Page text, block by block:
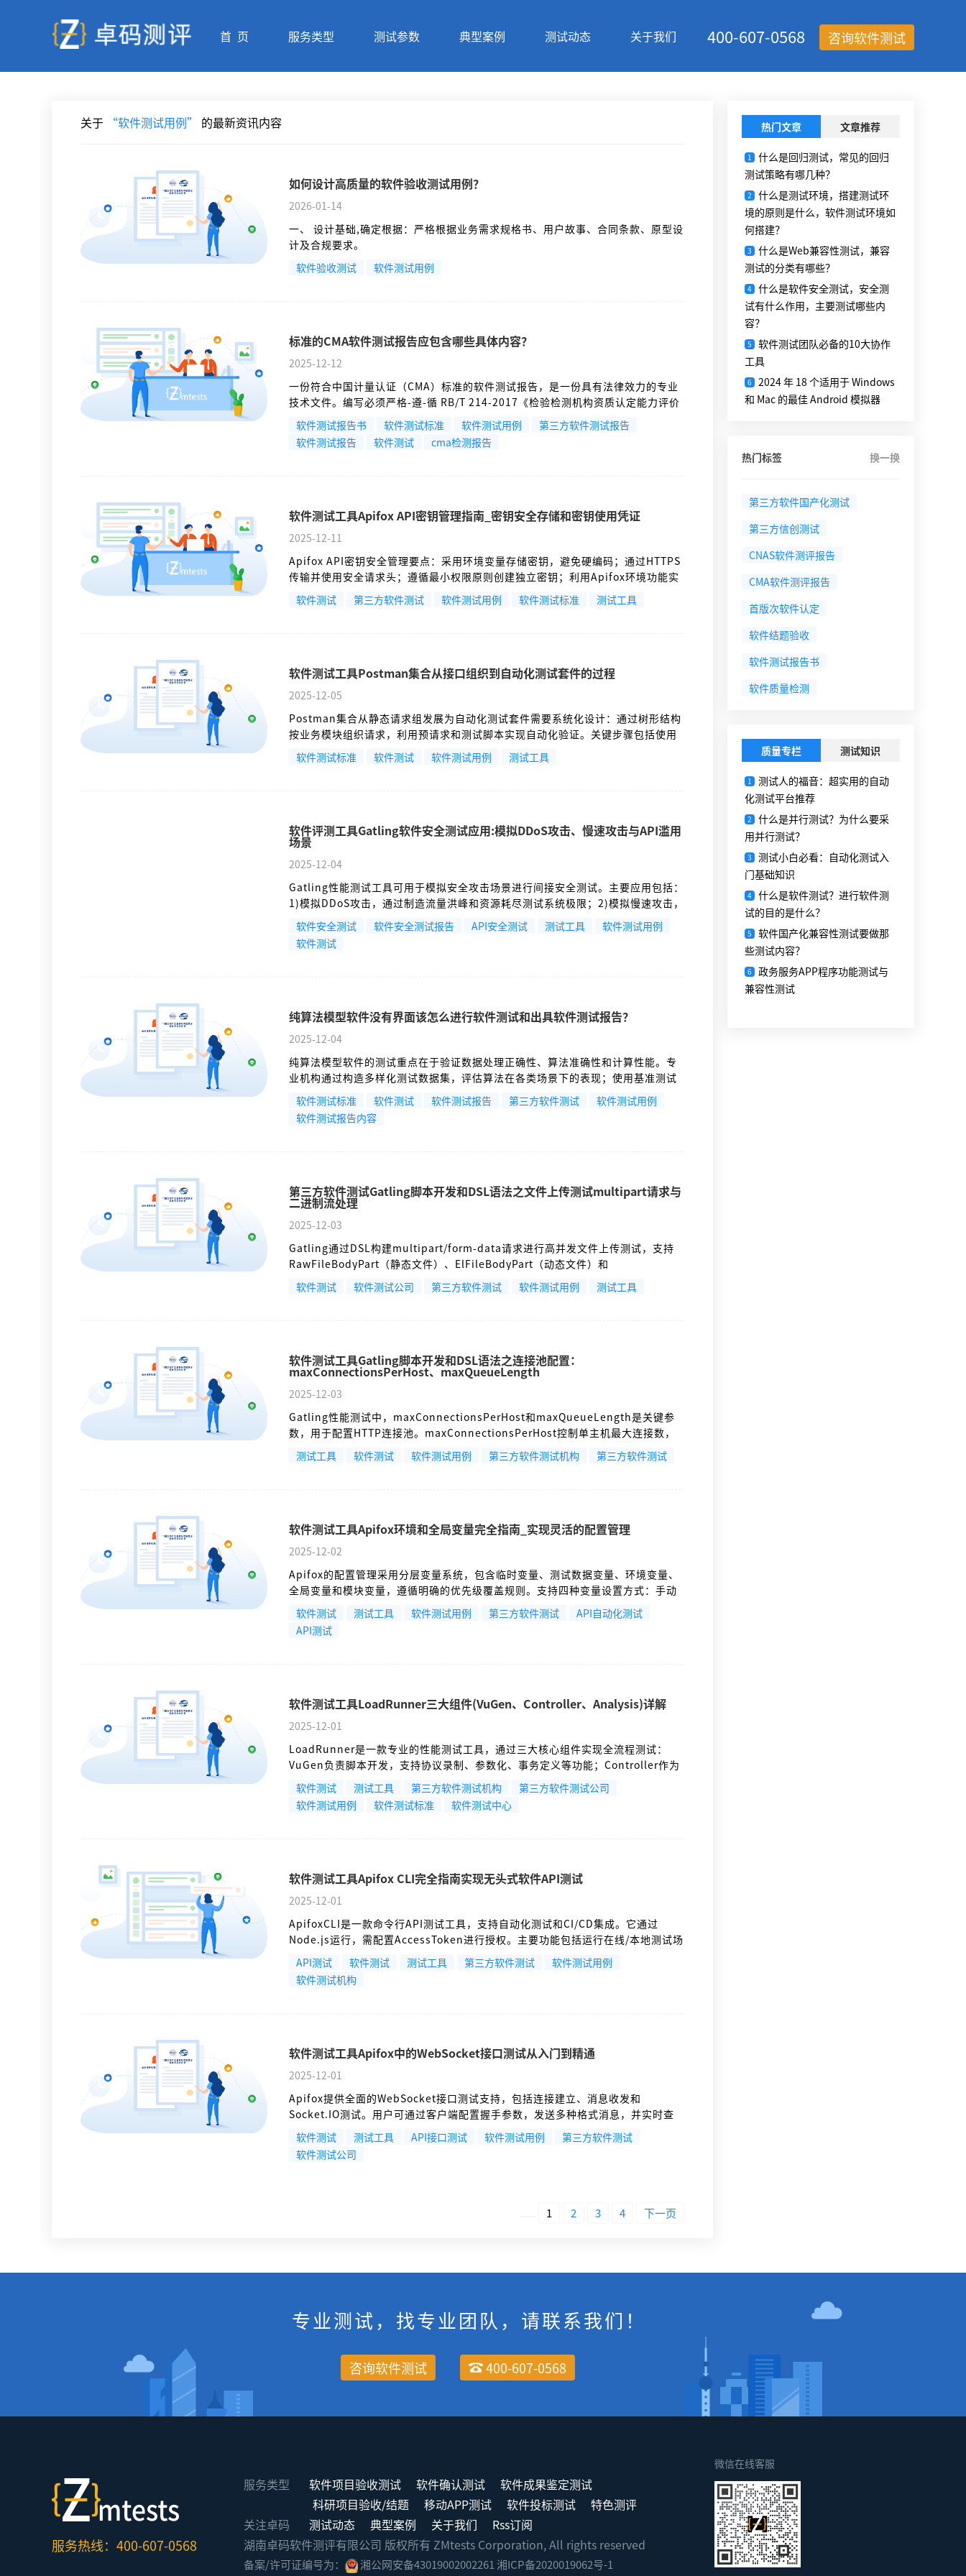
首 页 服务类型 测试参数 典型案例 测试动态 关于我们 咨询软件测试
400-607-0568
关于 “软件测试用例” 的最新资讯内容
如何设计高质量的软件验收测试用例？
2026-01-14
一、 设计基础,确定根据：严格根据业务需求规格书、用户故事、合同条款、原型设
计及合规要求。
软件验收测试
软件测试用例
标准的CMA软件测试报告应包含哪些具体内容？
2025-12-12
一份符合中国计量认证（CMA）标准的软件测试报告，是一份具有法律效力的专业
技术文件。编写必须严格-遵-循 RB/T 214-2017《检验检测机构资质认定能力评价
检验检测机构通用要求》 等国家规范。在于保证软件测试报告的客观性、可重现
性、可追溯性和法律有效性。
软件测试报告书 软件测试标准 软件测试用例
第三方软件测试报告
软件测试报告
软件测试 cma检测报告
软件测试工具Apifox API密钥管理指南_密钥安全存储和密钥使用凭证
2025-12-11
Apifox API密钥安全管理要点：采用环境变量存储密钥，避免硬编码；通过HTTPS
传输并使用安全请求头；遵循最小权限原则创建独立密钥；利用Apifox环境功能实
现密钥隔离和变量引用；定期轮换密钥并监控异常访问。关键措施包括：使用.env
文件存储密钥并排除版本控制、采用KMS服务管理企业级密钥、在请求头而非URL
软件测试 第三方软件测试 软件测试用例 软件测试标准 测试工具
软件测试工具Postman集合从接口组织到自动化测试套件的过程
2025-12-05
Postman集合从静态请求组发展为自动化测试套件需要系统化设计：通过树形结构
按业务模块组织请求，利用预请求和测试脚本实现自动化验证。关键步骤包括使用
集合运行器或Newman批量执行、通过环境变量实现配置复用、构建请求间数据传
递的工作流，并支持数据驱动测试。最终可与CI/CD流水线集成，实现持续测试。
软件测试标准 软件测试 软件测试用例 测试工具
软件评测工具Gatling软件安全测试应用:模拟DDoS攻击、慢速攻击与API滥用
场景
2025-12-04
Gatling性能测试工具可用于模拟安全攻击场景进行间接安全测试。主要应用包括：
1)模拟DDoS攻击，通过制造流量洪峰和资源耗尽测试系统极限；2)模拟慢速攻击，
利用长时间连接占用服务器资源；3)模拟API滥用，如参数模糊测试和业务逻辑漏洞
探测。使用时需注意法律授权和环境隔离，并配合专业安全工具进行验证。Gatling
虽非专业安全工具，但能有效生成攻击流量以发现系统脆弱点。
软件安全测试 软件安全测试报告 API安全测试 测试工具
软件测试用例
软件测试
纯算法模型软件没有界面该怎么进行软件测试和出具软件测试报告？
2025-12-04
纯算法模型软件的测试重点在于验证数据处理正确性、算法准确性和计算性能。专
业机构通过构造多样化测试数据集，评估算法在各类场景下的表现；使用基准测试
集量化算法精度指标；并测试处理延迟、吞吐量及资源占用等性能参数。
CMA/CNAS认证的检测报告将详细记录测试标准、环境配置、量化结果和分析结
论，提供具有法律效力的技术质量凭证。这类测试不依赖用户界面，完全适用于无
软件测试标准 软件测试 软件测试报告 第三方软件测试
软件测试用例
软件测试报告内容
第三方软件测试Gatling脚本开发和DSL语法之文件上传测试multipart请求与
二进制流处理
2025-12-03
Gatling通过DSL构建multipart/form-data请求进行高并发文件上传测试，支持
RawFileBodyPart（静态文件）、ElFileBodyPart（动态文件）和
StreamBodyPart（内存流）三种方式。测试需注意文件路径管理、Content-
Type设置和网络配置优化，包括延长超时时间、调整连接数等。通过合理设计场景
软件测试 软件测试公司 第三方软件测试 软件测试用例 测试工具
软件测试工具Gatling脚本开发和DSL语法之连接池配置：
maxConnectionsPerHost、maxQueueLength
2025-12-03
Gatling性能测试中，maxConnectionsPerHost和maxQueueLength是关键参
数，用于配置HTTP连接池。maxConnectionsPerHost控制单主机最大连接数，
模拟真实用户行为；maxQueueLength限制请求队列长度，防止内存耗尽。
HTTP/1.1建议设置6-10个连接，HTTP/2只需1个连接并启用多路复用。配置需结
测试工具 软件测试 软件测试用例 第三方软件测试机构 第三方软件测试
软件测试工具Apifox环境和全局变量完全指南_实现灵活的配置管理
2025-12-02
Apifox的配置管理采用分层变量系统，包含临时变量、测试数据变量、环境变量、
全局变量和模块变量，遵循明确的优先级覆盖规则。支持四种变量设置方式：手动
预设、响应提取、脚本动态设置和数据库查询。使用{{变量名}}语法引用变量，支持
JSONPath读取嵌套值。高级功能包括全局参数管理、动态变量生成随机数据、公
共脚本复用逻辑等。典型工作流示例展示了自动化登录和鉴权过程，通过环境变量
软件测试 测试工具 软件测试用例 第三方软件测试
API自动化测试
API测试
软件测试工具LoadRunner三大组件(VuGen、Controller、Analysis)详解
2025-12-01
LoadRunner是一款专业的性能测试工具，通过三大核心组件实现全流程测试：
VuGen负责脚本开发，支持协议录制、参数化、事务定义等功能；Controller作为
控制中心，设计负载场景并实时监控系统性能；Analysis则进行数据整合与深度关
联分析，生成可视化报告定位性能瓶颈。三组件协同工作，从模拟用户行为到分析
系统瓶颈，提供完整的性能测试解决方案。
软件测试 测试工具 第三方软件测试机构
第三方软件测试公司
软件测试用例
软件测试标准 软件测试中心
软件测试工具Apifox CLI完全指南实现无头式软件API测试
2025-12-01
ApifoxCLI是一款命令行API测试工具，支持自动化测试和CI/CD集成。它通过
Node.js运行，需配置AccessToken进行授权。主要功能包括运行在线/本地测试场
景、生成多种格式报告（HTML/JSON/JUnit）、支持变量管理及文件上传。可集成
到Jenkins等CI环境中，提供请求控制、调试和通知功能。典型应用场景包括持续
集成测试、团队协作报告共享等，帮助开发者高效验证API功能并提升软件质量。
API测试 软件测试 测试工具 第三方软件测试
软件测试用例
软件测试机构
软件测试工具Apifox中的WebSocket接口测试从入门到精通
2025-12-01
Apifox提供全面的WebSocket接口测试支持，包括连接建立、消息收发和
Socket.IO测试。用户可通过客户端配置握手参数，发送多种格式消息，并实时查
看交互记录。Apifox支持团队协作和接口文档化，但暂不支持WebSocket Mock功
能。常见问题包括连接失败和ACK响应缺失，需检查服务端配置和网络环境。该工
具特别适用于即时通讯、实时数据推送等场景，为开发者提供便捷的WebSocket测
软件测试 测试工具 API接口测试 软件测试用例
第三方软件测试
软件测试公司
1 2 3 4 下一页
热门文章 文章推荐
1
什么是回归测试，常见的回归
测试策略有哪几种？
2
什么是测试环境，搭建测试环
境的原则是什么，软件测试环境如
何搭建？
3
什么是Web兼容性测试，兼容
测试的分类有哪些？
4 什么是软件安全测试，安全测
试有什么作用，主要测试哪些内
容？
5
软件测试团队必备的10大协作
工具
6
2024 年 18 个适用于 Windows
和 Mac 的最佳 Android 模拟器
热门标签 换一换
第三方软件国产化测试
第三方信创测试
CNAS软件测评报告
CMA软件测评报告
首版次软件认定
软件结题验收
软件测试报告书
软件质量检测
质量专栏 测试知识
1
测试人的福音：超实用的自动
化测试平台推荐
2
什么是并行测试？为什么要采
用并行测试？
3
测试小白必看：自动化测试入
门基础知识
4 什么是软件测试？进行软件测
试的目的是什么？
5
软件国产化兼容性测试要做那
些测试内容？
6
政务服务APP程序功能测试与
兼容性测试
专业测试，找专业团队，请联系我们！
咨询软件测试 400-607-0568
服务热线：400-607-0568
服务类型 软件项目验收测试 软件确认测试
软件成果鉴定测试
科研项目验收/结题
移动APP测试 软件投标测试
特色测评
关注卓码
测试动态 典型案例 关于我们
Rss订阅
湖南卓码软件测评有限公司 版权所有 ZMtests Corporation, All rights reserved
备案/许可证编号为： 湘公网安备43019002002261 湘ICP备2020019062号-1
微信在线客服